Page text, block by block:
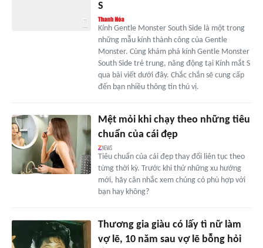
S
Kính Gentle Monster South Side là một trong
những mẫu kính thành công của Gentle
Monster. Cùng khám phá kính Gentle Monster
South Side trẻ trung, năng động tại Kính mắt S
qua bài viết dưới đây. Chắc chắn sẽ cung cấp
đến bạn nhiều thông tin thú vị.
Mệt mỏi khi chạy theo những tiêu
chuẩn của cái đẹp
Tiêu chuẩn của cái đẹp thay đổi liên tục theo
từng thời kỳ. Trước khi thử những xu hướng
mới, hãy cân nhắc xem chúng có phù hợp với
bạn hay không?
Thương gia giàu có lấy tì nữ làm
vợ lẽ, 10 năm sau vợ lẽ bỗng hỏi